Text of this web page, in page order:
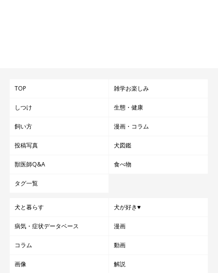
TOP 雑学お楽しみ
しつけ 生態・健康
飼い方 漫画・コラム
投稿写真 犬図鑑
獣医師Q&A 食べ物
タグ一覧
犬と暮らす 犬が好き♥
病気・症状データベース 漫画
コラム 動画
画像 解説